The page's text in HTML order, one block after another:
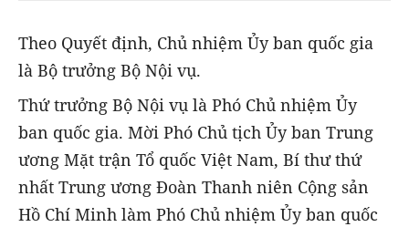
Theo Quyết định, Chủ nhiệm Ủy ban quốc gia
là Bộ trưởng Bộ Nội vụ.
Thứ trưởng Bộ Nội vụ là Phó Chủ nhiệm Ủy
ban quốc gia. Mời Phó Chủ tịch Ủy ban Trung
ương Mặt trận Tổ quốc Việt Nam, Bí thư thứ
nhất Trung ương Đoàn Thanh niên Cộng sản
Hồ Chí Minh làm Phó Chủ nhiệm Ủy ban quốc